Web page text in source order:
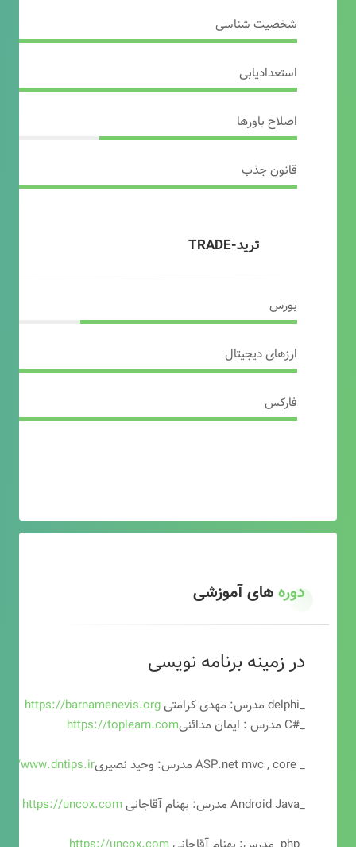
شخصیت شناسی
استعدادیابی
اصلاح باورها
قانون جذب
ترید-TRADE
بورس
ارزهای دیجیتال
فارکس
دورههای آموزشی
در زمینه برنامه نویسی
_delphi مدرس: مهدی کرامتی
https://barnamenevis.org
_#C مدرس : ایمان مدائنی
https://toplearn.com
_ ASP.net mvc , core مدرس: وحید نصیری
www.dntips.ir
_Android Java مدرس: بهنام آقاجانی
https://uncox.com